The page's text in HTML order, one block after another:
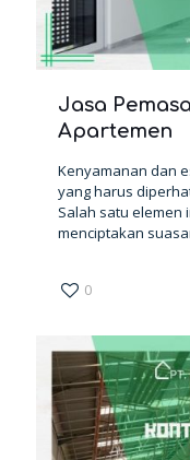
Jasa
Apartemen
Kenyamanan dan
yang harus
Salah satu elemen
menciptakan
0